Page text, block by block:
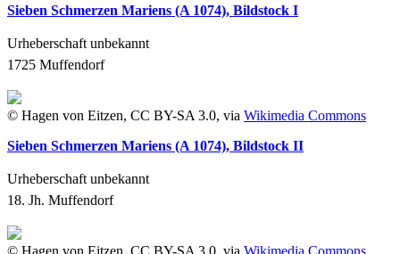
Sieben Schmerzen Mariens (A 1074), Bildstock I
Urheberschaft unbekannt
1725 Muffendorf
© Hagen von Eitzen, CC BY-SA 3.0, via Wikimedia Commons
Sieben Schmerzen Mariens (A 1074), Bildstock II
Urheberschaft unbekannt
18. Jh. Muffendorf
© Hagen von Eitzen, CC BY-SA 3.0, via Wikimedia Commons